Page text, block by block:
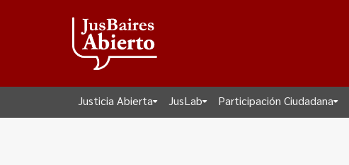
Justicia Abierta JusLab Participación Ciudadana